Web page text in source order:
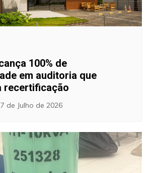
100% de
em auditoria que
recertificação
de Julho de 2026